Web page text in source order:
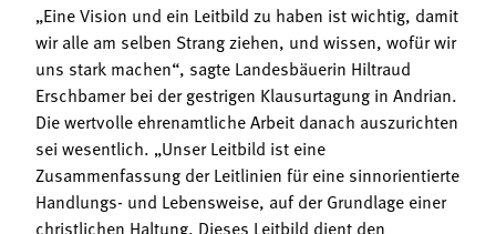
„Eine Vision und ein Leitbild zu haben ist wichtig, damit
wir alle am selben Strang ziehen, und wissen, wofür wir
uns stark machen“, sagte Landesbäuerin Hiltraud
Erschbamer bei der gestrigen Klausurtagung in Andrian.
Die wertvolle ehrenamtliche Arbeit danach auszurichten
sei wesentlich. „Unser Leitbild ist eine
Zusammenfassung der Leitlinien für eine sinnorientierte
Handlungs- und Lebensweise, auf der Grundlage einer
christlichen Haltung. Dieses Leitbild dient den